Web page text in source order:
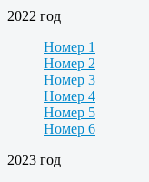
2022 год
Номер 1
Номер 2
Номер 3
Номер 4
Номер 5
Номер 6
2023 год